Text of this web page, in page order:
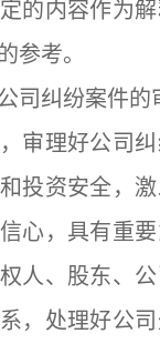
的内容作为
参考。
纠纷案件的
理好公司纠
投资安全，激
心，具有重
人、股东、
，处理好公